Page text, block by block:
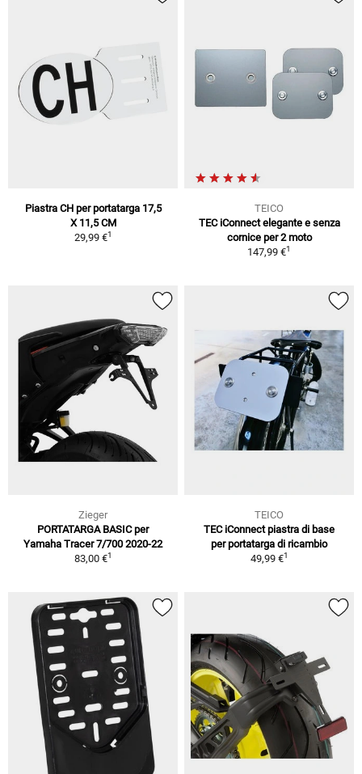
Piastra CH per portatarga 17,5
X 11,5 CM
29,99 €1
TEICO
TEC iConnect elegante e senza
cornice per 2 moto
147,99 €1
Zieger
PORTATARGA BASIC per
Yamaha Tracer 7/700 2020-22
83,00 €1
TEICO
TEC iConnect piastra di base
per portatarga di ricambio
49,99 €1